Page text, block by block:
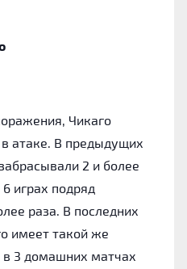
Чикаго
в атаке. В предыдущих
2 и более
играх подряд
раза. В последних
имеет такой же
в 3 домашних матчах